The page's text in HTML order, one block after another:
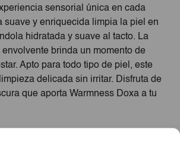
sensorial única en cada
suave y enriquecida limpia la piel en
hidratada y suave al tacto. La
brinda un momento de
Apto para todo tipo de piel, este
delicada sin irritar. Disfruta de
que aporta Warmness Doxa a tu